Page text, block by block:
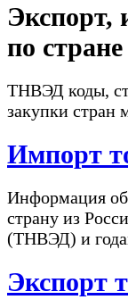
Экспорт,
по стране
ТНВЭД коды,
закупки стран
Импорт
Информация
страну из
(ТНВЭД) и
Экспорт